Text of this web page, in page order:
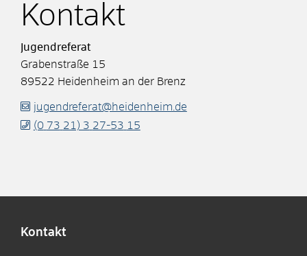
Kontakt
Jugendreferat
Grabenstraße 15
89522 Heidenheim an der Brenz
jugendreferat@heidenheim.de
(0 73 21) 3 27-53 15
Kontakt